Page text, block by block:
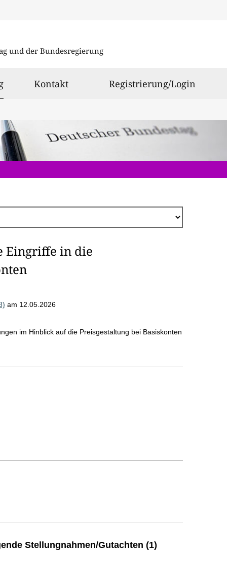
und der Bundesregierung
ausgewählt
Kontakt Registrierung/Login
Eingriffe in die
am 12.05.2026
im Hinblick auf die Preisgestaltung bei Basiskonten
Stellungnahmen/Gutachten (1)